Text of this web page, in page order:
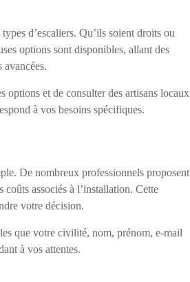
d’escaliers. Qu’ils soient droits ou
options sont disponibles, allant des
options et de consulter des artisans locaux
à vos besoins spécifiques.
De nombreux professionnels proposent
associés à l’installation. Cette
votre décision.
que votre civilité, nom, prénom, e-mail
à vos attentes.